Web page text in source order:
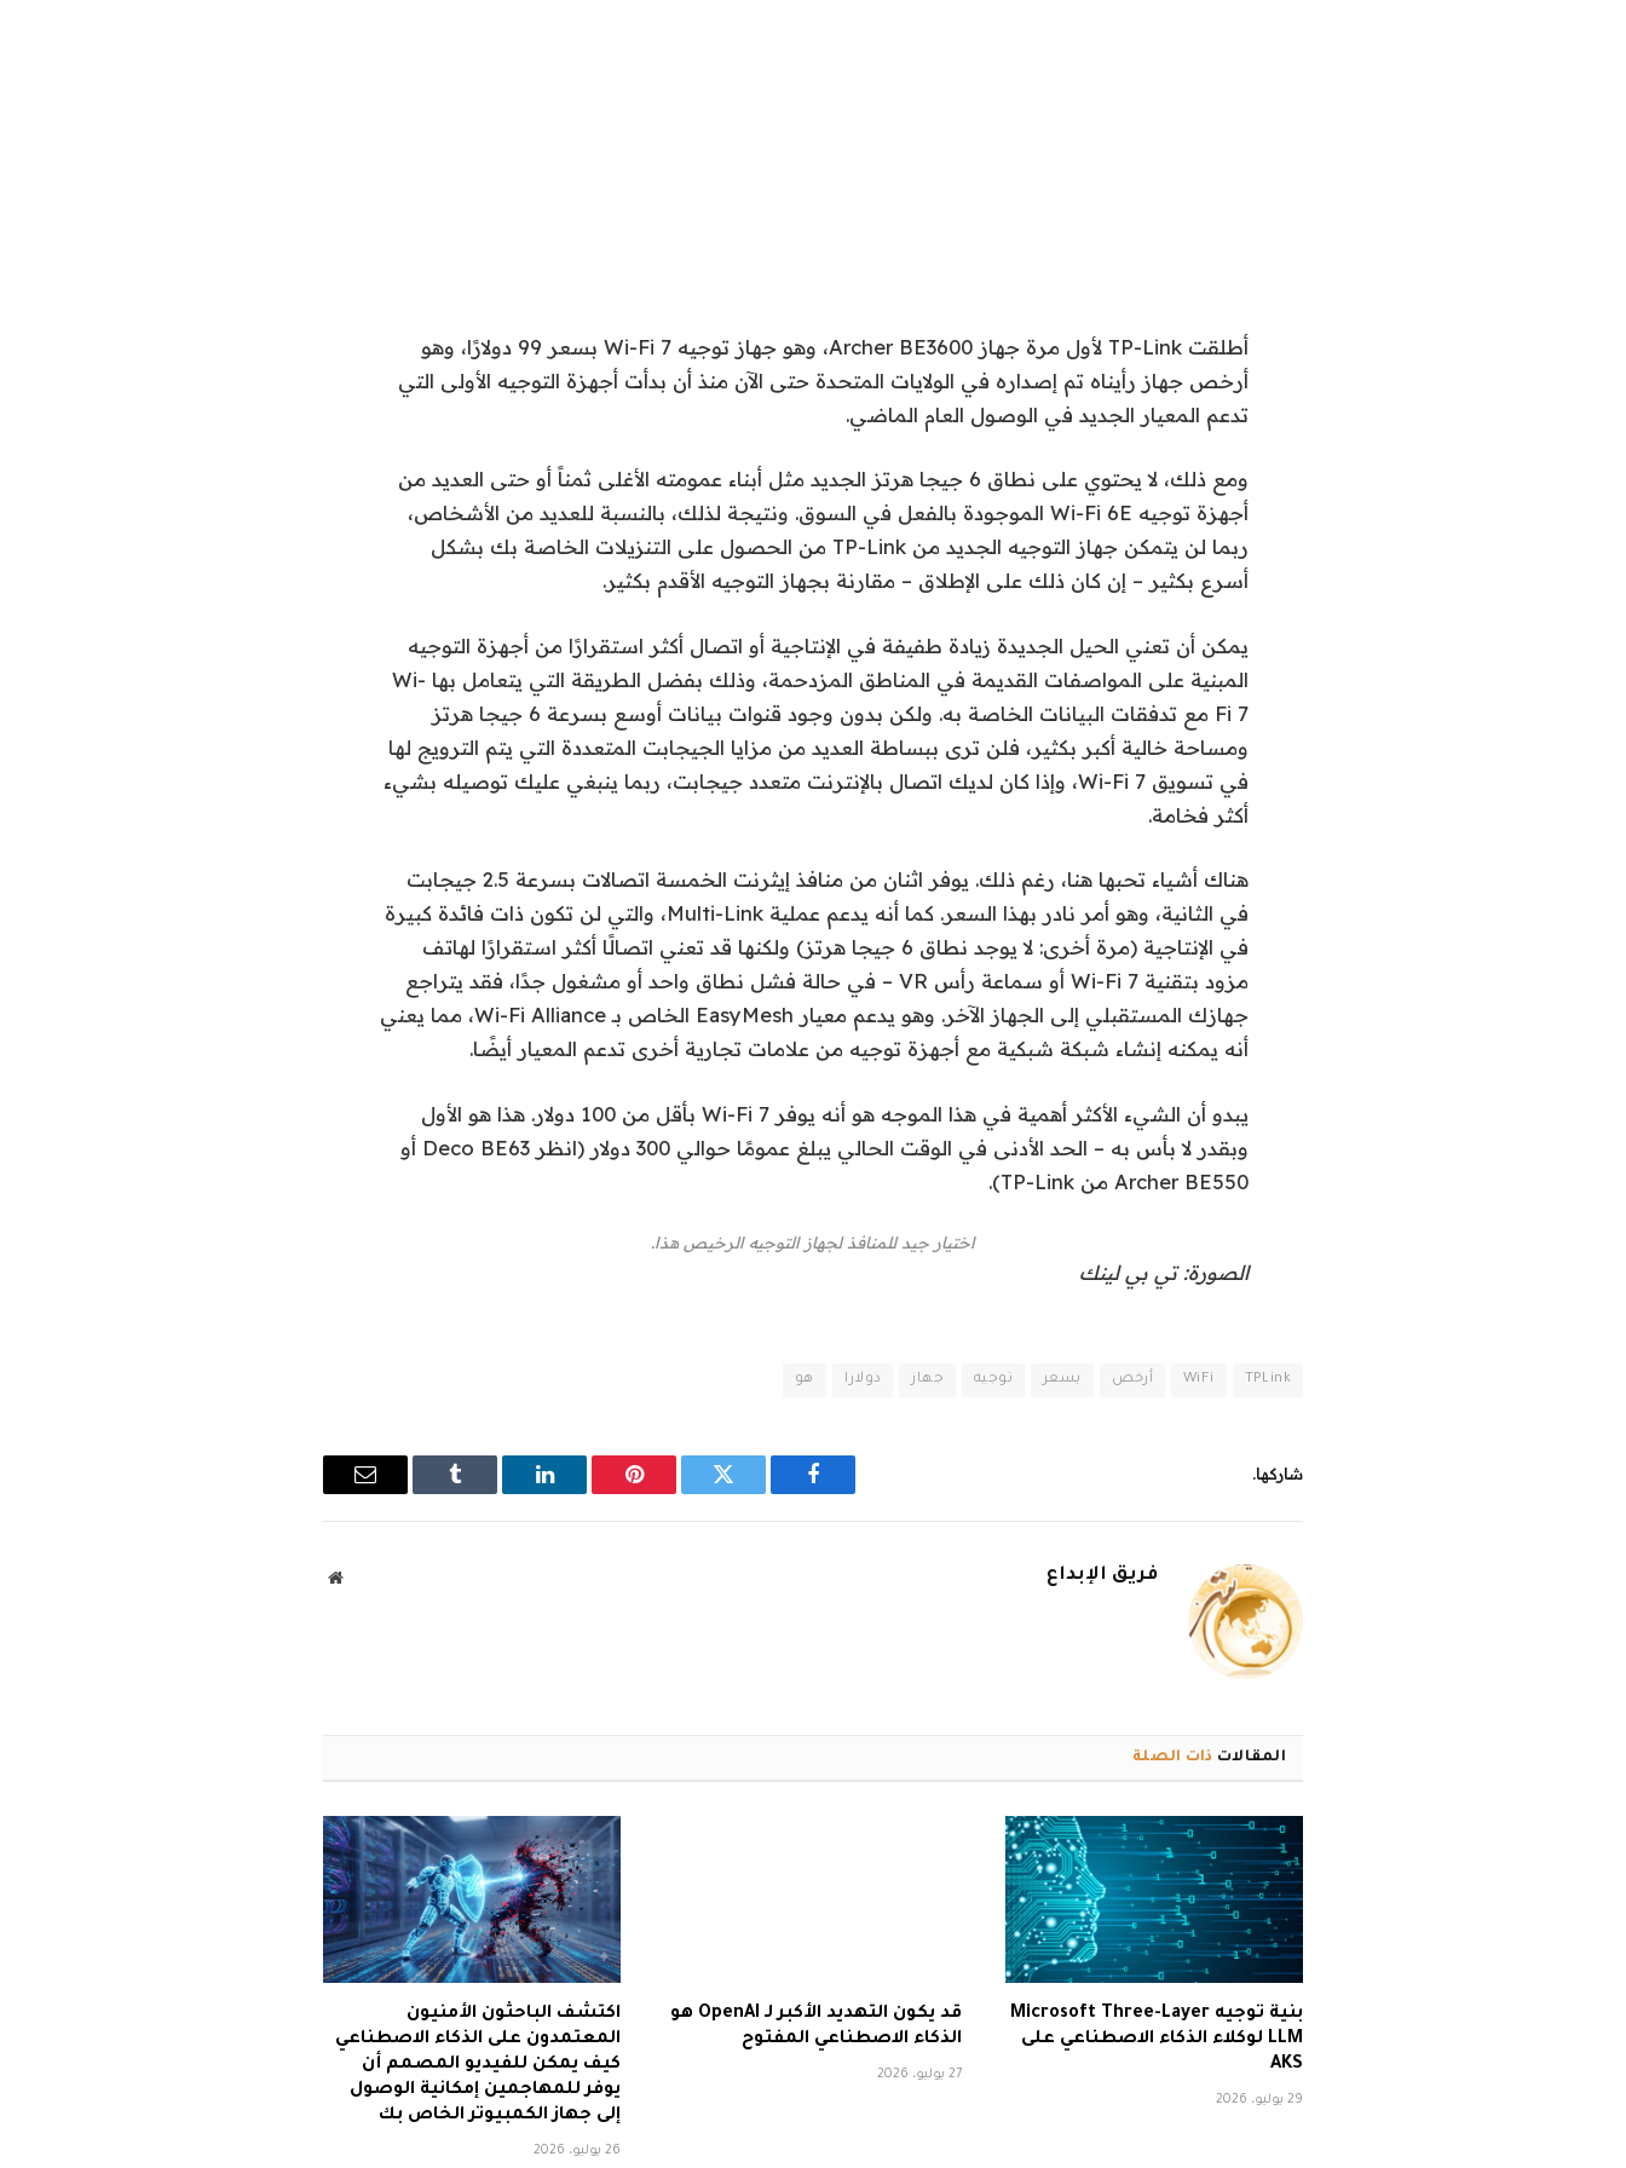
أطلقت TP-Link لأول مرة جهاز Archer BE3600، وهو جهاز توجيه Wi-Fi 7 بسعر 99 دولارًا، وهو
أرخص جهاز رأيناه تم إصداره في الولايات المتحدة حتى الآن منذ أن بدأت أجهزة التوجيه الأولى التي
تدعم المعيار الجديد في الوصول العام الماضي.
ومع ذلك، لا يحتوي على نطاق 6 جيجا هرتز الجديد مثل أبناء عمومته الأغلى ثمناً أو حتى العديد من
أجهزة توجيه Wi-Fi 6E الموجودة بالفعل في السوق. ونتيجة لذلك، بالنسبة للعديد من الأشخاص،
ربما لن يتمكن جهاز التوجيه الجديد من TP-Link من الحصول على التنزيلات الخاصة بك بشكل
أسرع بكثير – إن كان ذلك على الإطلاق – مقارنة بجهاز التوجيه الأقدم بكثير.
يمكن أن تعني الحيل الجديدة زيادة طفيفة في الإنتاجية أو اتصال أكثر استقرارًا من أجهزة التوجيه
المبنية على المواصفات القديمة في المناطق المزدحمة، وذلك بفضل الطريقة التي يتعامل بها Wi-
Fi 7 مع تدفقات البيانات الخاصة به. ولكن بدون وجود قنوات بيانات أوسع بسرعة 6 جيجا هرتز
ومساحة خالية أكبر بكثير، فلن ترى ببساطة العديد من مزايا الجيجابت المتعددة التي يتم الترويج لها
في تسويق Wi-Fi 7، وإذا كان لديك اتصال بالإنترنت متعدد جيجابت، ربما ينبغي عليك توصيله بشيء
أكثر فخامة.
هناك أشياء تحبها هنا، رغم ذلك. يوفر اثنان من منافذ إيثرنت الخمسة اتصالات بسرعة 2.5 جيجابت
في الثانية، وهو أمر نادر بهذا السعر. كما أنه يدعم عملية Multi-Link، والتي لن تكون ذات فائدة كبيرة
في الإنتاجية (مرة أخرى: لا يوجد نطاق 6 جيجا هرتز) ولكنها قد تعني اتصالًا أكثر استقرارًا لهاتف
مزود بتقنية Wi-Fi 7 أو سماعة رأس VR – في حالة فشل نطاق واحد أو مشغول جدًا، فقد يتراجع
جهازك المستقبلي إلى الجهاز الآخر.
وهو يدعم معيار EasyMesh الخاص بـ Wi-Fi Alliance، مما يعني
أنه يمكنه إنشاء شبكة شبكية مع أجهزة توجيه من علامات تجارية أخرى تدعم المعيار أيضًا.
يبدو أن الشيء الأكثر أهمية في هذا الموجه هو أنه يوفر Wi-Fi 7 بأقل من 100 دولار. هذا هو الأول
وبقدر لا بأس به – الحد الأدنى في الوقت الحالي يبلغ عمومًا حوالي 300 دولار (انظر Deco BE63 أو
Archer BE550 من TP-Link).
اختيار جيد للمنافذ لجهاز التوجيه الرخيص هذا.
الصورة: تي بي لينك
TPLink
WiFi أرخص بسعر توجيه جهاز دولارا هو
شاركها.
فيسبوك تويتر بينتيريستلينكدإن Tumblr
البريد
فريق الإبداع
موقع
المقالات ذات الصلة
بنية توجيه Microsoft Three-Layer
LLM لوكلاء الذكاء الاصطناعي على
AKS
29 يوليو، 2026
قد يكون التهديد الأكبر لـ OpenAI هو
الذكاء الاصطناعي المفتوح
27 يوليو، 2026
اكتشف الباحثون الأمنيون
المعتمدون على الذكاء الاصطناعي
كيف يمكن للفيديو المصمم أن
يوفر للمهاجمين إمكانية الوصول
إلى جهاز الكمبيوتر الخاص بك
26 يوليو، 2026